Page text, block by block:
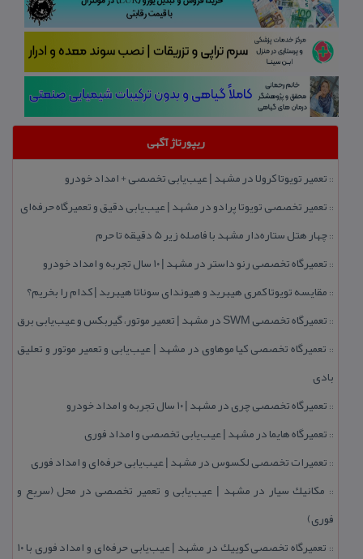
ریپورتاژ آگهی
:: تعمیر تویوتا كرولا در مشهد | عیب‌یابی تخصصی + امداد خودرو
:: تعمیر تخصصی تویوتا پرادو در مشهد | عیب‌یابی دقیق و تعمیرگاه حرفه‌ای
::چهار هتل‌ ستاره‌دار مشهد با فاصله زیر 5 دقیقه تا حرم
:: تعمیرگاه تخصصی رنو داستر در مشهد | ۱۰ سال تجربه و امداد خودرو
:: مقایسه تویوتا كمری هیبرید و هیوندای سوناتا هیبرید | كدام را بخریم؟
:: تعمیرگاه تخصصی SWM در مشهد | تعمیر موتور، گیربكس و عیب‌یابی برق
:: تعمیرگاه تخصصی كیا موهاوی در مشهد | عیب‌یابی و تعمیر موتور و تعلیق
بادی
:: تعمیرگاه تخصصی چری در مشهد | ۱۰ سال تجربه و امداد خودرو
:: تعمیرگاه هایما در مشهد | عیب‌یابی تخصصی و امداد فوری
:: تعمیرات تخصصی لكسوس در مشهد | عیب‌یابی حرفه‌ای و امداد فوری
:: مكانیك سیار در مشهد | عیب‌یابی و تعمیر تخصصی در محل (سریع و
فوری)
::
تعمیرگاه تخصصی كوییك در مشهد | عیب‌یابی حرفه‌ای و امداد فوری با ۱۰